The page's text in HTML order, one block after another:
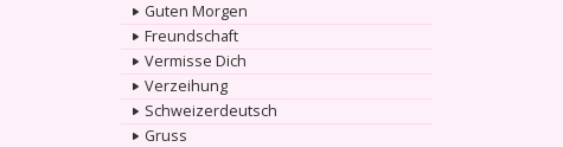
Guten Morgen
Freundschaft
Vermisse Dich
Verzeihung
Schweizerdeutsch
Gruss